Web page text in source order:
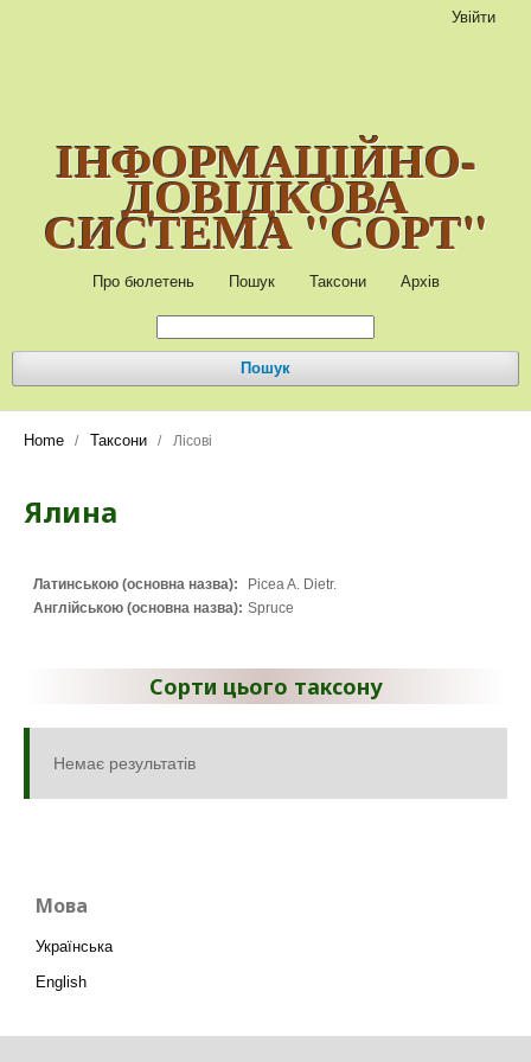
ІНФОРМАЦІЙНО-
ДОВІДКОВА
СИСТЕМА "СОРТ"
Про бюлетень Пошук Таксони Архів
Пошук
Увійти
Home / Таксони / Лісові
Ялина
Латинською (основна назва):
Picea A. Dietr.
Англійською (основна назва): Spruce
Сорти цього таксону
Немає результатів
Мова
Українська
English